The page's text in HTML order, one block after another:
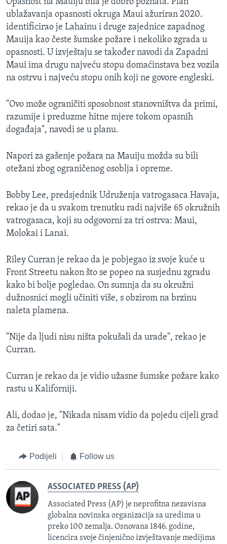
Opasnost na Mauiju bila je dobro poznata. Plan
ublažavanja opasnosti okruga Maui ažuriran 2020.
identificirao je Lahainu i druge zajednice zapadnog
Mauija kao česte šumske požare i nekoliko zgrada u
opasnosti. U izvještaju se također navodi da Zapadni
Maui ima drugu najveću stopu domaćinstava bez vozila
na ostrvu i najveću stopu onih koji ne govore engleski.
"Ovo može ograničiti sposobnost stanovništva da primi,
razumije i preduzme hitne mjere tokom opasnih
događaja", navodi se u planu.
Napori za gašenje požara na Mauiju možda su bili
otežani zbog ograničenog osoblja i opreme.
Bobby Lee, predsjednik Udruženja vatrogasaca Havaja,
rekao je da u svakom trenutku radi najviše 65 okružnih
vatrogasaca, koji su odgovorni za tri ostrva: Maui,
Molokai i Lanai.
Riley Curran je rekao da je pobjegao iz svoje kuće u
Front Streetu nakon što se popeo na susjednu zgradu
kako bi bolje pogledao. On sumnja da su okružni
dužnosnici mogli učiniti više, s obzirom na brzinu
naleta plamena.
"Nije da ljudi nisu ništa pokušali da urade", rekao je
Curran.
Curran je rekao da je vidio užasne šumske požare kako
rastu u Kaliforniji.
Ali, dodao je, "Nikada nisam vidio da pojedu cijeli grad
za četiri sata."
Podijeli Follow us
ASSOCIATED PRESS (AP)
Associated Press (AP) je neprofitna nezavisna
globalna novinska organizacija sa uredima u
preko 100 zemalja. Osnovana 1846. godine,
licencira svoje činjenično izvještavanje medijima